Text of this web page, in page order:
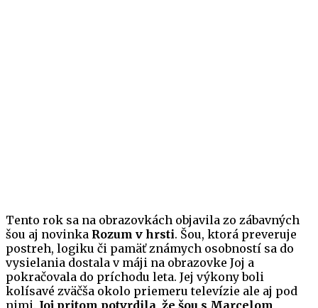
Tento rok sa na obrazovkách objavila zo zábavných
šou aj novinka Rozum v hrsti. Šou, ktorá preveruje
postreh, logiku či pamäť známych osobností sa do
vysielania dostala v máji na obrazovke Joj a
pokračovala do príchodu leta. Jej výkony boli
kolísavé zväčša okolo priemeru televízie ale aj pod